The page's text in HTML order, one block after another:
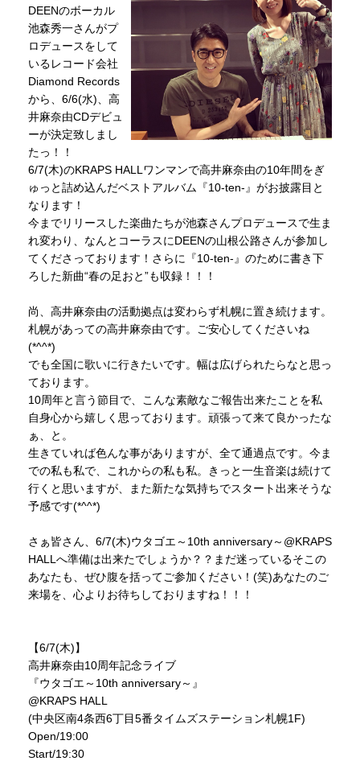
DEENのボーカル
池森秀一さんがプ
ロデュースをして
いるレコード会社
Diamond Records
から、6/6(水)、高
井麻奈由CDデビュ
ーが決定致しまし
たっ！！
6/7(木)のKRAPS HALLワンマンで高井麻奈由の10年間をぎ
ゅっと詰め込んだベストアルバム『10-ten-』がお披露目と
なります！
今までリリースした楽曲たちが池森さんプロデュースで生ま
れ変わり、なんとコーラスにDEENの山根公路さんが参加し
てくださっております！さらに『10-ten-』のために書き下
ろした新曲“春の足おと”も収録！！！
尚、高井麻奈由の活動拠点は変わらず札幌に置き続けます。
札幌があっての高井麻奈由です。ご安心してくださいね
(*^^*)
でも全国に歌いに行きたいです。幅は広げられたらなと思っ
ております。
10周年と言う節目で、こんな素敵なご報告出来たことを私
自身心から嬉しく思っております。頑張って来て良かったな
ぁ、と。
生きていれば色んな事がありますが、全て通過点です。今ま
での私も私で、これからの私も私。きっと一生音楽は続けて
行くと思いますが、また新たな気持ちでスタート出来そうな
予感です(*^^*)
さぁ皆さん、6/7(木)ウタゴエ～10th anniversary～@KRAPS
HALLへ準備は出来たでしょうか？？まだ迷っているそこの
あなたも、ぜひ腹を括ってご参加ください！(笑)あなたのご
来場を、心よりお待ちしておりますね！！！
【6/7(木)】
高井麻奈由10周年記念ライブ
『ウタゴエ～10th anniversary～』
@KRAPS HALL
(中央区南4条西6丁目5番タイムズステーション札幌1F)
Open/19:00
Start/19:30